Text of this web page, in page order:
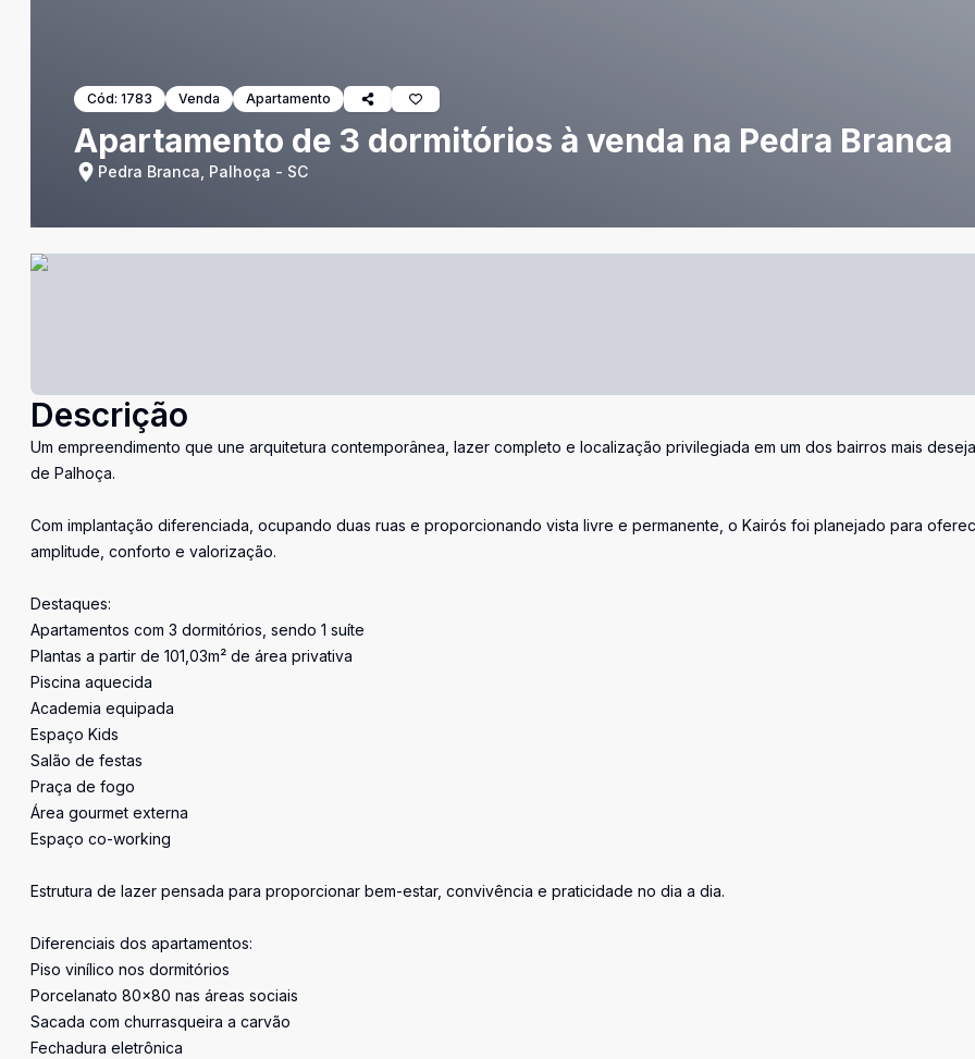
Cód: 1783 Venda Apartamento
Apartamento de 3 dormitórios à venda na Pedra Branca
Pedra Branca, Palhoça - SC
Descrição
Um empreendimento que une arquitetura contemporânea, lazer completo e localização privilegiada em um dos bairros mais
de Palhoça.
Com implantação diferenciada, ocupando duas ruas e proporcionando vista livre e permanente, o Kairós foi planejado para
amplitude, conforto e valorização.
Destaques:
Apartamentos com 3 dormitórios, sendo 1 suíte
Plantas a partir de 101,03m² de área privativa
Piscina aquecida
Academia equipada
Espaço Kids
Salão de festas
Praça de fogo
Área gourmet externa
Espaço co-working
Estrutura de lazer pensada para proporcionar bem-estar, convivência e praticidade no dia a dia.
Diferenciais dos apartamentos:
Piso vinílico nos dormitórios
Porcelanato 80x80 nas áreas sociais
Sacada com churrasqueira a carvão
Fechadura eletrônica